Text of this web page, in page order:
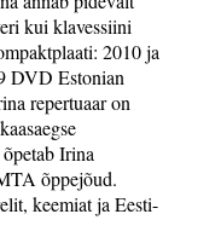
kui klavessiini
2010 ja
DVD Estonian
repertuaar on
Irina
õppejõud.
keemiat ja Eesti-